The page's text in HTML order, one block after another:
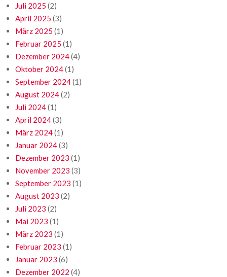
Juli 2025 (2)
April 2025 (3)
März 2025 (1)
Februar 2025 (1)
Dezember 2024(4)
Oktober 2024(1)
September 2024(1)
August 2024(2)
Juli 2024(1)
April 2024(3)
März 2024(1)
Januar 2024(3)
Dezember 2023 (1)
November 2023 (3)
September 2023 (1)
August 2023 (2)
Juli 2023 (2)
Mai 2023 (1)
März 2023 (1)
Februar 2023 (1)
Januar 2023 (6)
Dezember 2022 (4)